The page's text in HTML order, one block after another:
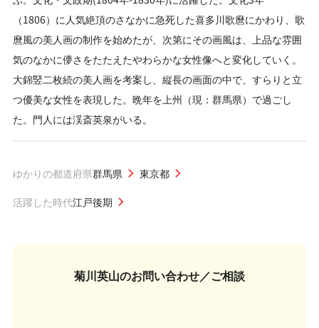
（1806）に人気絶頂のさなかに急死した喜多川歌麿にかわり、歌
麿風の美人画の制作を始めたが、次第にその画風は、上品な雰囲
気のなかに儚さをたたえたやわらかな女性像へと変化していく。
大錦竪二枚続の美人画を考案し、縦長の画面の中で、すらりと立
つ優美な女性を表現した。晩年を上州（現：群馬県）で過ごし
た。門人には渓斎英泉がいる。
ゆかりの都道府県群馬県
東京都
活躍した時代江戸後期
菊川英山のお問い合わせ／ご相談